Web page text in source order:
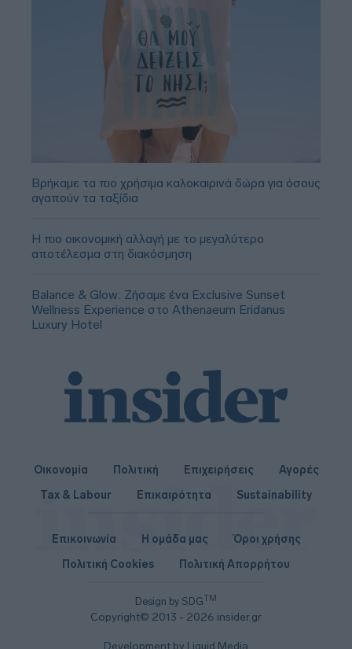
Βρήκαμε τα πιο χρήσιμα καλοκαιρινά δώρα για όσους
αγαπούν τα ταξίδια
Η πιο οικονομική αλλαγή με το μεγαλύτερο
αποτέλεσμα στη διακόσμηση
Balance & Glow: Ζήσαμε ένα Exclusive Sunset
Wellness Experience στο Athenaeum Eridanus
Luxury Hotel
Οικονομία Πολιτική Επιχειρήσεις
Αγορές
Tax & Labour
Επικαιρότητα Sustainability
Design by SDGTM
Copyright© 2013 - 2026 insider.gr
Επικοινωνία Η ομάδα μας
Όροι χρήσης
Πολιτική Cookies
Πολιτική Απορρήτου
Development by Liquid Media